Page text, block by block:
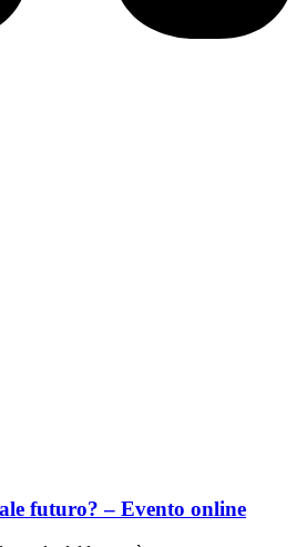
futuro? – Evento online